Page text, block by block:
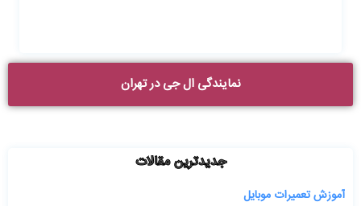
نمایندگی ال جی در تهران
جدیدترین مقالات
آموزش تعمیرات موبایل